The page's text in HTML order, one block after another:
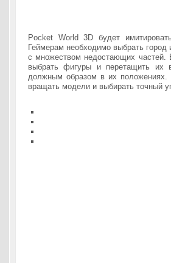
Pocket World 3D будет
Геймерам необходимо выбрать
с множеством недостающих частей.
выбрать фигуры и перетащить их
должным образом в их положениях.
вращать модели и выбирать точный